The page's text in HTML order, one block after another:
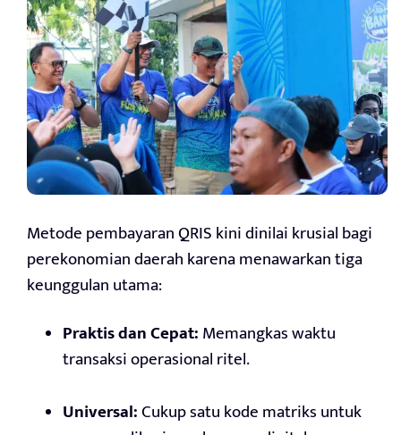
Metode pembayaran QRIS kini dinilai krusial bagi
perekonomian daerah karena menawarkan tiga
keunggulan utama:
Praktis dan Cepat:Memangkas waktu
transaksi operasional ritel.
Universal:Cukup satu kode matriks untuk